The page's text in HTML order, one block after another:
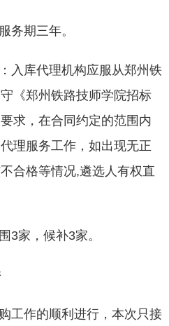
务期三年。
入库代理机构应服从郑州铁
《郑州铁路技师学院招标
求，在合同约定的范围内
理服务工作，如出现无正
合格等情况,遴选人有权直
3家，候补3家。
工作的顺利进行，本次只接